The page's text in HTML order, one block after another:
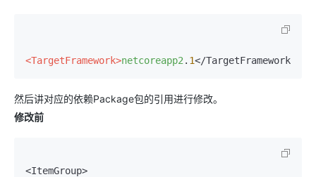
<TargetFramework>netcoreapp2 . 1
然后讲对应的依赖Package包的引用进行修改。
修改前
<ItemGroup>